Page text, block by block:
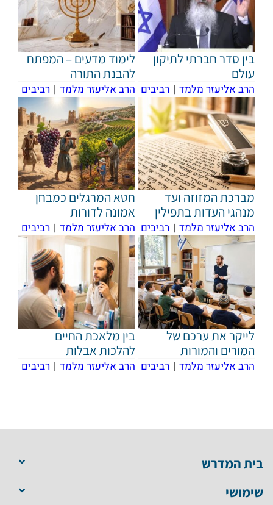
בין סדר חברתי לתיקון
עולם
הרב אליעזר מלמד | רביבים
לימוד מדעים – המפתח
להבנת התורה
הרב אליעזר מלמד | רביבים
מברכת המזוזה ועד
מנהגי העדות בתפילין
הרב אליעזר מלמד | רביבים
חטא המרגלים כמבחן
אמונה לדורות
הרב אליעזר מלמד | רביבים
לייקר את ערכם של
המורים והמורות
הרב אליעזר מלמד | רביבים
בין מלאכת החיים
להלכות אבלות
הרב אליעזר מלמד | רביבים
בית המדרש
שימושי